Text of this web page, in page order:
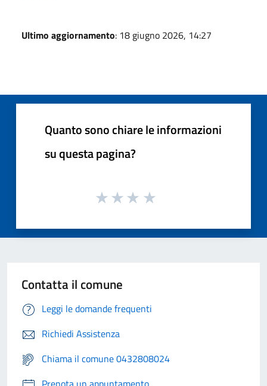
Ultimo aggiornamento: 18 giugno 2026, 14:27
Quanto sono chiare le informazioni
su questa pagina?
Contatta il comune
Leggi le domande frequenti
Richiedi Assistenza
Chiama il comune 0432808024